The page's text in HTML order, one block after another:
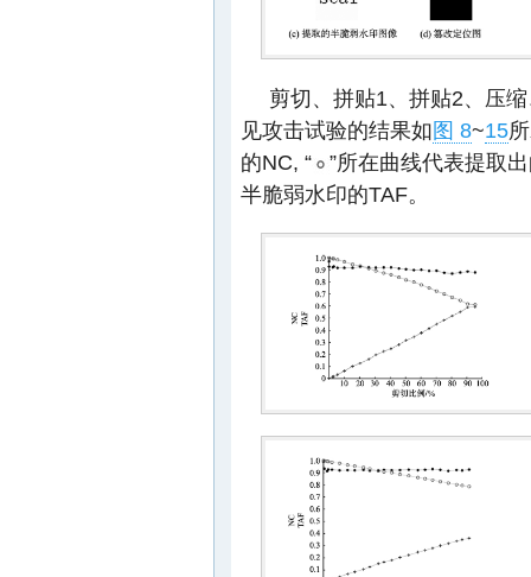
剪切、拼贴1、拼贴2、压
见攻击试验的结果如图 8~15
的NC, “
”所在曲线代表提取
半脆弱水印的TAF。